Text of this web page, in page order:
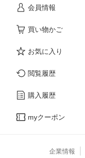
会員情報
買い物かご
お気に入り
閲覧履歴
購入履歴
myクーポン
企業情報